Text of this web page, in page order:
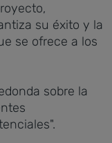
su éxito y la
se ofrece a los
sobre la